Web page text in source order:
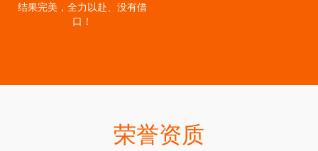
结果完美，全力以赴、没有借
口！
荣誉资质